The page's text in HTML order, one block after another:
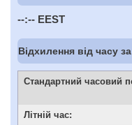
--:-- EEST
Відхилення від часу
Стандартний часовий
Літній час: